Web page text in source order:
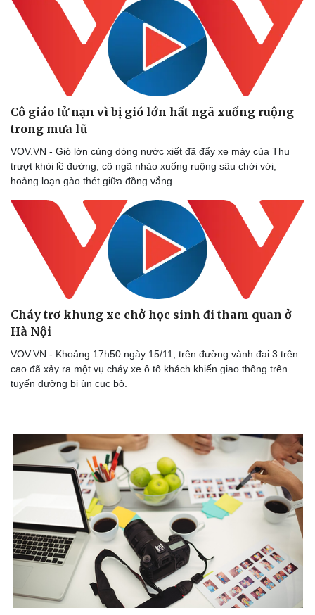
Doanh nhân
Vì cộng đồng
Trải nghiệm
Chuyển đổi số
Cô giáo tử nạn vì bị gió lớn hất ngã xuống ruộng
trong mưa lũ
VOV.VN - Gió lớn cùng dòng nước xiết đã đẩy xe máy của Thu
trượt khỏi lề đường, cô ngã nhào xuống ruộng sâu chới với,
hoảng loạn gào thét giữa đồng vắng.
Cháy trơ khung xe chở học sinh đi tham quan ở
Hà Nội
VOV.VN - Khoảng 17h50 ngày 15/11, trên đường vành đai 3 trên
cao đã xảy ra một vụ cháy xe ô tô khách khiến giao thông trên
tuyến đường bị ùn cục bộ.